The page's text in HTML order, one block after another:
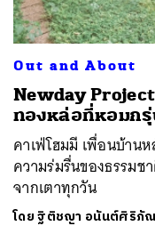
Out and About
Newday
ทองหล่อที่หอมกรุ่
คาเฟ่โฮมมี เพื่อนบ้า
ความร่มรื่นของธรรมช
จากเตาทุกวัน
โดยฐิติชญา อนันต์ศิริภั